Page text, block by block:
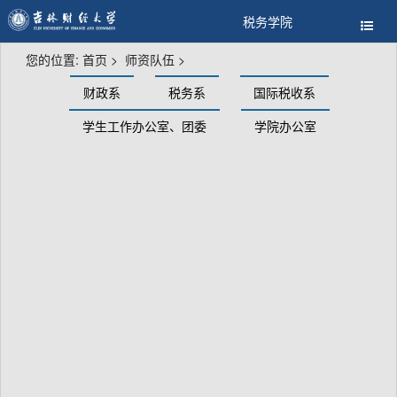
税务学院
您的位置: 首页 > 师资队伍 >
财政系
税务系
国际税收系
学生工作办公室、团委
学院办公室